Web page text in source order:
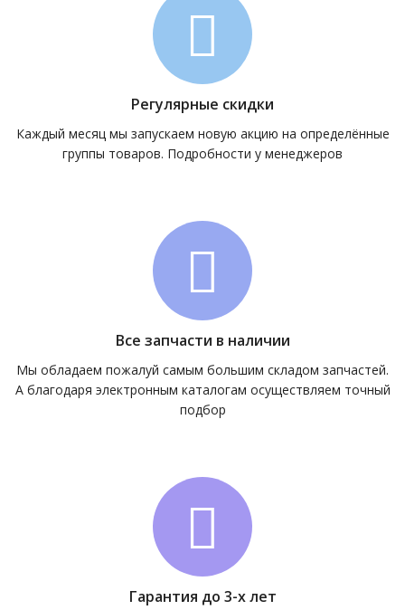
Регулярные скидки
Каждый месяц мы запускаем новую акцию на определённые
группы товаров. Подробности у менеджеров
Все запчасти в наличии
Мы обладаем пожалуй самым большим складом запчастей.
А благодаря электронным каталогам осуществляем точный
подбор
Гарантия до 3-х лет